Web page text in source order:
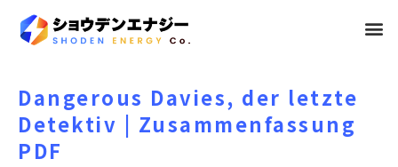
メ
Dangerous Davies, der letzte
Detektiv | Zusammenfassung
PDF